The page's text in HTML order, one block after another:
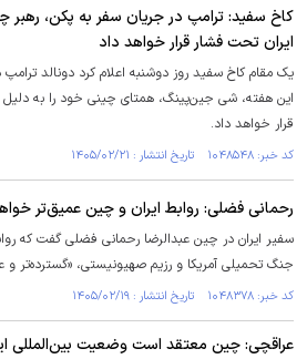
کاخ سفید: ترامپ در جریان سفر به پکن، رهبر
ایران تحت فشار قرار خواهد داد
یک مقام کاخ سفید روز دوشنبه اعلام کرد دونالد
این هفته، شی جین‌پینگ، همتای چینی خود را به دلیل
قرار خواهد داد.
کد خبر: ۱۰۴۸۵۴۸ تاریخ انتشار : ۱۴۰۵/۰۲/۲۱
رحمانی فضلی: روابط ایران و چین عمیق‌تر
سفیر ایران در چین عبدالرضا رحمانی فضلی گفت که
جنگ تحمیلی آمریکا و رزیم صهیونیستی، «گسترده‌تر
کد خبر: ۱۰۴۸۳۷۸ تاریخ انتشار : ۱۴۰۵/۰۲/۱۹
عراقچی: چین معتقد است وضعیت بین‌المللی